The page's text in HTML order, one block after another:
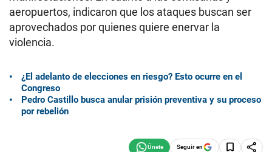
aeropuertos, indicaron que los ataques buscan ser
aprovechados por quienes quiere enervar la
violencia.
¿El adelanto de elecciones en riesgo? Esto ocurre en el
Congreso
Pedro Castillo busca anular prisión preventiva y su proceso
por rebelión
Seguir en